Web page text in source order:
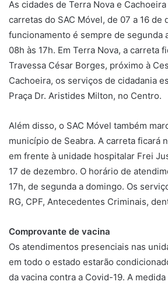
As cidades de Terra Nova e
carretas do SAC Móvel, de 07 a 16 de
funcionamento é sempre de segunda
08h às 17h. Em Terra Nova, a carreta
Travessa César Borges, próximo à
Cachoeira, os serviços de cidadania
Praça Dr. Aristides Milton, no Centro.
Além disso, o SAC Móvel também
município de Seabra. A carreta ficará
em frente à unidade hospitalar Frei
17 de dezembro. O horário de
17h, de segunda a domingo. Os
RG, CPF, Antecedentes Criminais,
Comprovante de vacina
Os atendimentos presenciais nas
em todo o estado estarão
da vacina contra a Covid-19. A